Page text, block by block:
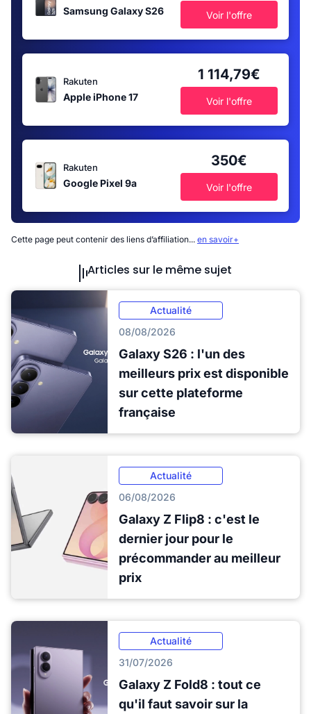
Samsung Galaxy S26 Voir l'offre
Rakuten
Apple iPhone 17
1 114,79€
Voir l'offre
Rakuten
Google Pixel 9a
350€
Voir l'offre
Cette page peut contenir des liens d’affiliation... en savoir+
Articles sur le même sujet
Actualité
08/08/2026
Galaxy S26 : l'un des
meilleurs prix est disponible
sur cette plateforme
française
Actualité
06/08/2026
Galaxy Z Flip8 : c'est le
dernier jour pour le
précommander au meilleur
prix
Actualité
31/07/2026
Galaxy Z Fold8 : tout ce
qu'il faut savoir sur la